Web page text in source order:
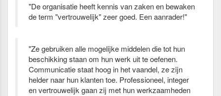
"De organisatie heeft kennis van zaken en bewaken
de term "vertrouwelijk" zeer goed. Een aanrader!"
"Ze gebruiken alle mogelijke middelen die tot hun
beschikking staan om hun werk uit te oefenen.
Communicatie staat hoog in het vaandel, ze zijn
helder naar hun klanten toe. Professioneel, integer
en vertrouwelijk gaan zij met hun werkzaamheden